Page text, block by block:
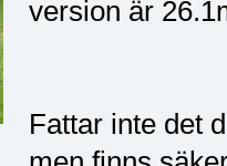
version är
Fattar inte det